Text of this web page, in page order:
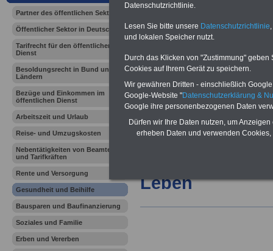
Partner des öffentlichen Sektors
Öffentlicher Sektor in Deutschland
Tarifrecht für den öffentlichen
Dienst
Besoldungsrecht in Bund und
Ländern
Bezüge und Einkommen im
öffentlichen Dienst
Arbeitszeit und Urlaub
Reise- und Umzugskosten
Nebentätigkeiten von Beamten
und Tarifkräften
Rente und Versorgung
Gesundheit und Beihilfe
Bausparen und Baufinanzierung
Soziales und Familie
Erben und Vererben
öffentlichen Dienst
Vergleichen und sparen:
-Krankenzusatzversicherung -
Online-Vergleich Gesetzliche
Zahnzusatzversicherung-
Ihr
Leben
Datenschutzrichtlinie.
Lesen Sie bitte unsere Datenschutzrichtlinie
und lokalen Speicher nutzt.
Durch das Klicken von "Zustimmung"
Cookies auf Ihrem Gerät zu speichern.
Wir gewähren Dritten - einschließlich
Google-Website "Datenschutzerklärung &
Google ihre personenbezogenen Daten
Dürfen wir Ihre Daten nutzen, um
erheben Daten und verwenden